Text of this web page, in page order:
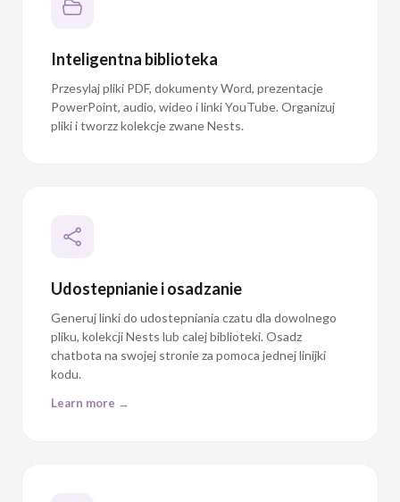
Przesylaj pliki PDF, dokumenty Word, prezentacje
PowerPoint, audio, wideo i linki YouTube. Organizuj
pliki i tworzz kolekcje zwane Nests.
Generuj linki do udostepniania czatu dla dowolnego
pliku, kolekcji Nests lub calej biblioteki. Osadz
chatbota na swojej stronie za pomoca jednej linijki
kodu.
Learn more →